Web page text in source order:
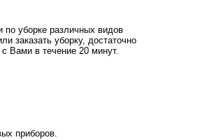
уборке различных видов
заказать уборку, достаточно
Вами в течение 20 минут.
приборов.